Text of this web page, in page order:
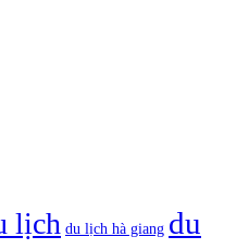
lịch du lịch hà giang du